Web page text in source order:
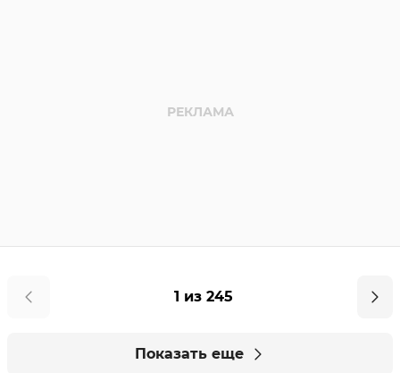
1 из 245
Показать еще